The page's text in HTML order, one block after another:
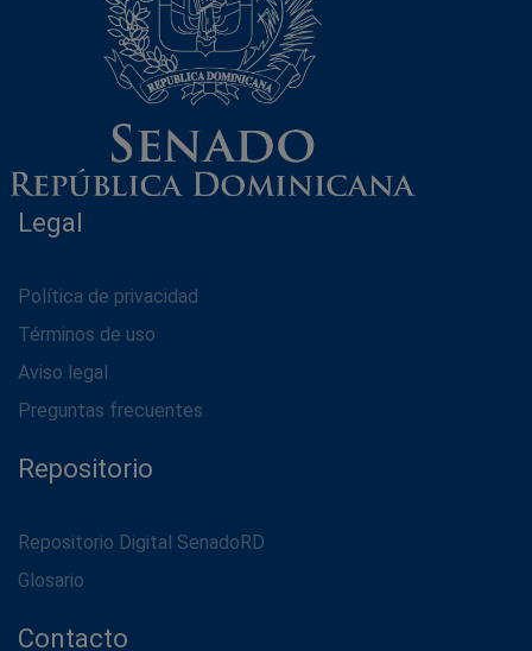
Legal
Política de privacidad
Términos de uso
Aviso legal
Preguntas frecuentes
Repositorio
Repositorio Digital SenadoRD
Glosario
Contacto